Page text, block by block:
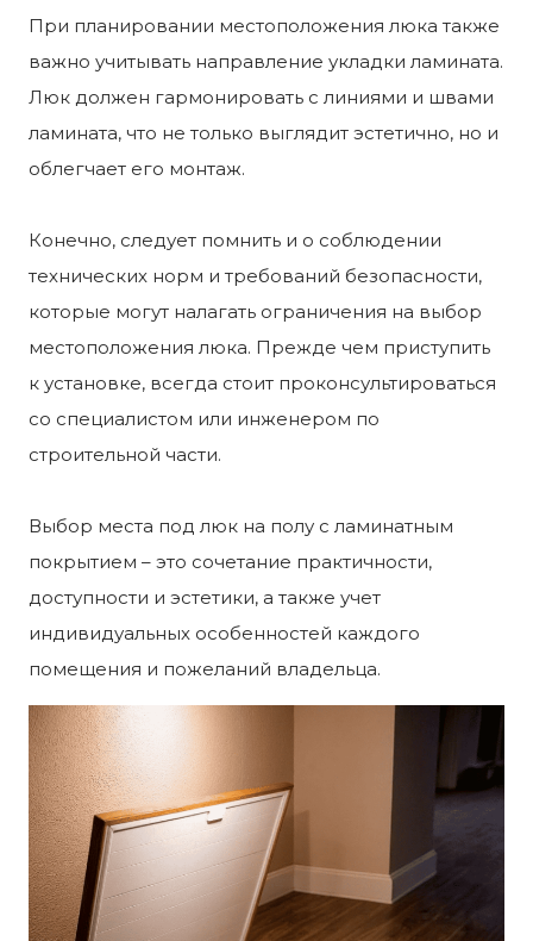
При планировании местоположения люка также
важно учитывать направление укладки ламината.
Люк должен гармонировать с линиями и швами
ламината, что не только выглядит эстетично, но и
облегчает его монтаж.
Конечно, следует помнить и о соблюдении
технических норм и требований безопасности,
которые могут налагать ограничения на выбор
местоположения люка. Прежде чем приступить
к установке, всегда стоит проконсультироваться
со специалистом или инженером по
строительной части.
Выбор места под люк на полу с ламинатным
покрытием – это сочетание практичности,
доступности и эстетики, а также учет
индивидуальных особенностей каждого
помещения и пожеланий владельца.